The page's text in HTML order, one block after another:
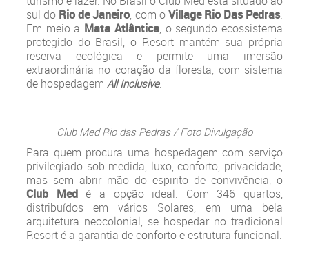
sul do Rio de Janeiro, com oVillage Rio Das Pedras.
Em meio a Mata Atlântica, o segundo ecossistema
protegido do Brasil, o Resort mantém sua própria
reserva ecológica e permite uma imersão
extraordinária no coração da floresta, com sistema
de hospedagem All Inclusive.
Club Med Rio das Pedras / Foto Divulgação
Para quem procura uma hospedagem com serviço
privilegiado sob medida, luxo, conforto, privacidade,
mas sem abrir mão do espirito de convivência, o
Club Medé a opção ideal. Com 346 quartos,
distribuídos em vários Solares, em uma bela
arquitetura neocolonial, se hospedar no tradicional
Resort é a garantia de conforto e estrutura funcional.